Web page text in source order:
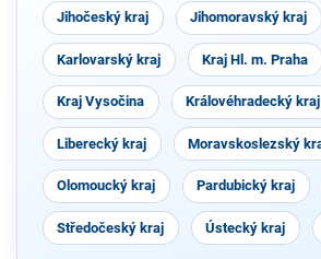
Jihočeský kraj Jihomoravský kraj
Karlovarský kraj Kraj Hl. m. Praha
Kraj Vysočina Královéhradecký kraj
Liberecký kraj Moravskoslezský
Olomoucký kraj Pardubický kraj
Středočeský kraj Ústecký kraj